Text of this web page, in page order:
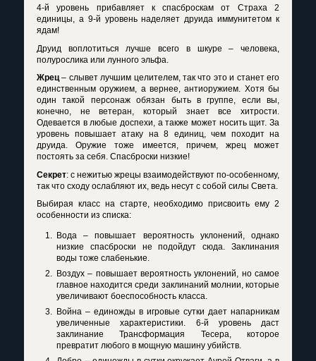
4-й уровень прибавляет к спасброскам от Страха 2
единицы, а 9-й уровень наделяет друида иммунитетом к
ядам!
Друид воплотиться лучше всего в шкуре – человека,
полурослика или лунного эльфа.
Жрец– слывет лучшим целителем, так что это и станет его
единственным оружием, а вернее, антиоружием. Хотя бы
один такой персонаж обязан быть в группе, если вы,
конечно, не ветеран, который знает все хитрости.
Одевается в любые доспехи, а также может носить щит. За
уровень повышает атаку на 8 единиц, чем походит на
друида. Оружие тоже имеется, причем, жрец может
постоять за себя. Спасброски низкие!
Секрет: с нежитью жрецы взаимодействуют по-особенному,
так что сходу ослабляют их, ведь несут с собой силы Света.
Выбирая класс на старте, необходимо присвоить ему 2
особенности из списка:
Вода – повышает вероятность уклонений, однако
низкие спасброски не подойдут сюда. Заклинания
воды тоже слабенькие.
Воздух – повышает вероятность уклонений, но самое
главное находится среди заклинаний молнии, которые
увеличивают боеспособность класса.
Война – единожды в игровые сутки дает напарникам
увеличенные характеристики. 6-й уровень даст
заклинание Трансформация Тесера, которое
превратит любого в мощную машину убийств.